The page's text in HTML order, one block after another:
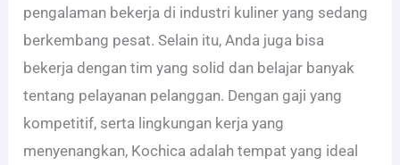
pengalaman bekerja di industri kuliner yang sedang
berkembang pesat. Selain itu, Anda juga bisa
bekerja dengan tim yang solid dan belajar banyak
tentang pelayanan pelanggan. Dengan gaji yang
kompetitif, serta lingkungan kerja yang
menyenangkan, Kochica adalah tempat yang ideal